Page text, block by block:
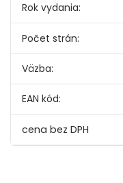
Rok vydania:
Počet strán:
Väzba:
EAN kód: